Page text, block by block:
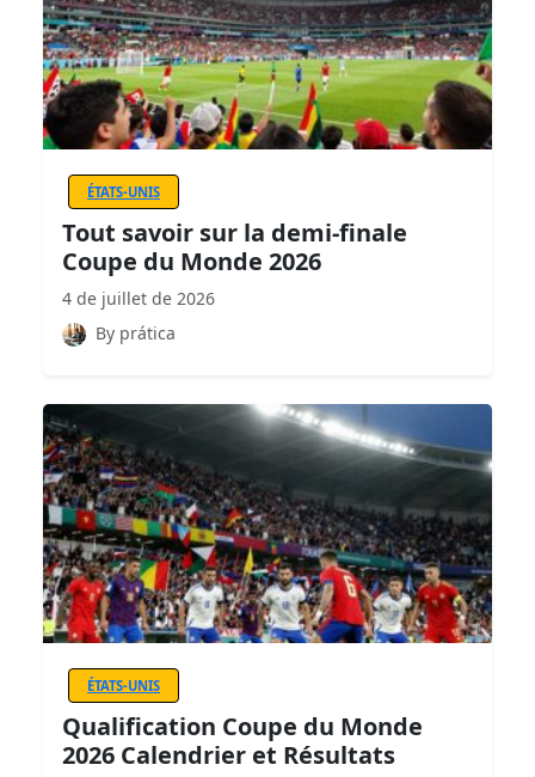
ÉTATS-UNIS
Tout savoir sur la demi-finale
Coupe du Monde 2026
4 de juillet de 2026
By prática
ÉTATS-UNIS
Qualification Coupe du Monde
2026 Calendrier et Résultats